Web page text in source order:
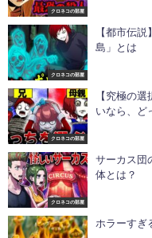
クロネコの部屋
クロネコの部屋
【都市伝
島」とは
クロネコの部屋
【究極の
いなら、ど
クロネコの部屋
サーカス団
体とは？
ホラーすぎ